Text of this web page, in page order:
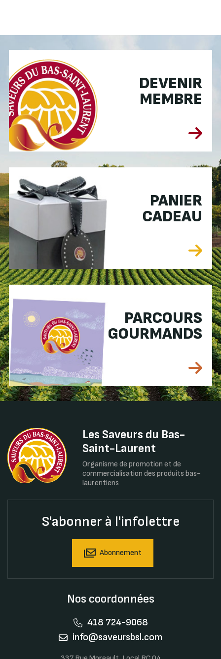
DEVENIR
MEMBRE
PANIER
CADEAU
PARCOURS
GOURMANDS
Les Saveurs du Bas-
Saint-Laurent
Organisme de promotion et de
commercialisation des produits bas-
laurentiens
S'abonner à l'infolettre
Abonnement
Nos coordonnées
418 724-9068
info@saveursbsl.com